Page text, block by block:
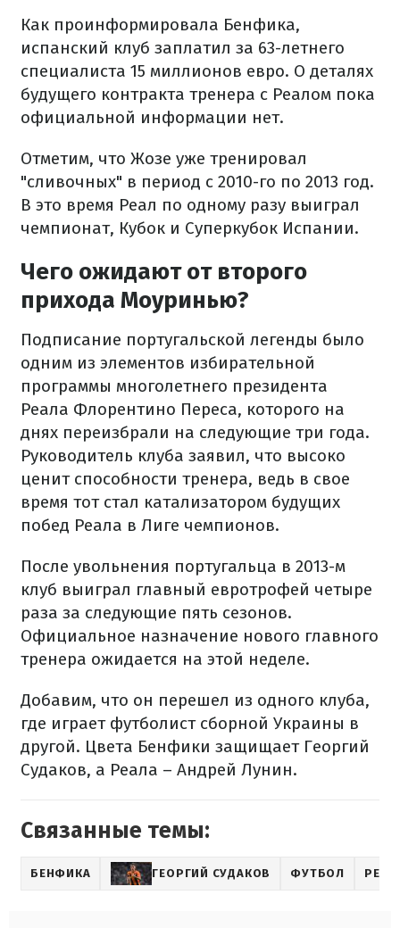
Как проинформировала Бенфика,
испанский клуб заплатил за 63-летнего
специалиста 15 миллионов евро. О деталях
будущего контракта тренера с Реалом пока
официальной информации нет.
Отметим, что Жозе уже тренировал
"сливочных" в период с 2010-го по 2013 год.
В это время Реал по одному разу выиграл
чемпионат, Кубок и Суперкубок Испании.
Чего ожидают от второго
прихода Моуринью?
Подписание португальской легенды было
одним из элементов избирательной
программы многолетнего президента
Реала Флорентино Переса, которого на
днях переизбрали на следующие три года.
Руководитель клуба заявил, что высоко
ценит способности тренера, ведь в свое
время тот стал катализатором будущих
побед Реала в Лиге чемпионов.
После увольнения португальца в 2013-м
клуб выиграл главный евротрофей четыре
раза за следующие пять сезонов.
Официальное назначение нового главного
тренера ожидается на этой неделе.
Добавим, что он перешел из одного клуба,
где играет футболист сборной Украины в
другой. Цвета Бенфики защищает Георгий
Судаков, а Реала – Андрей Лунин.
Связанные темы:
БЕНФИКА ГЕОРГИЙ СУДАКОВ ФУТБОЛ РЕАЛ